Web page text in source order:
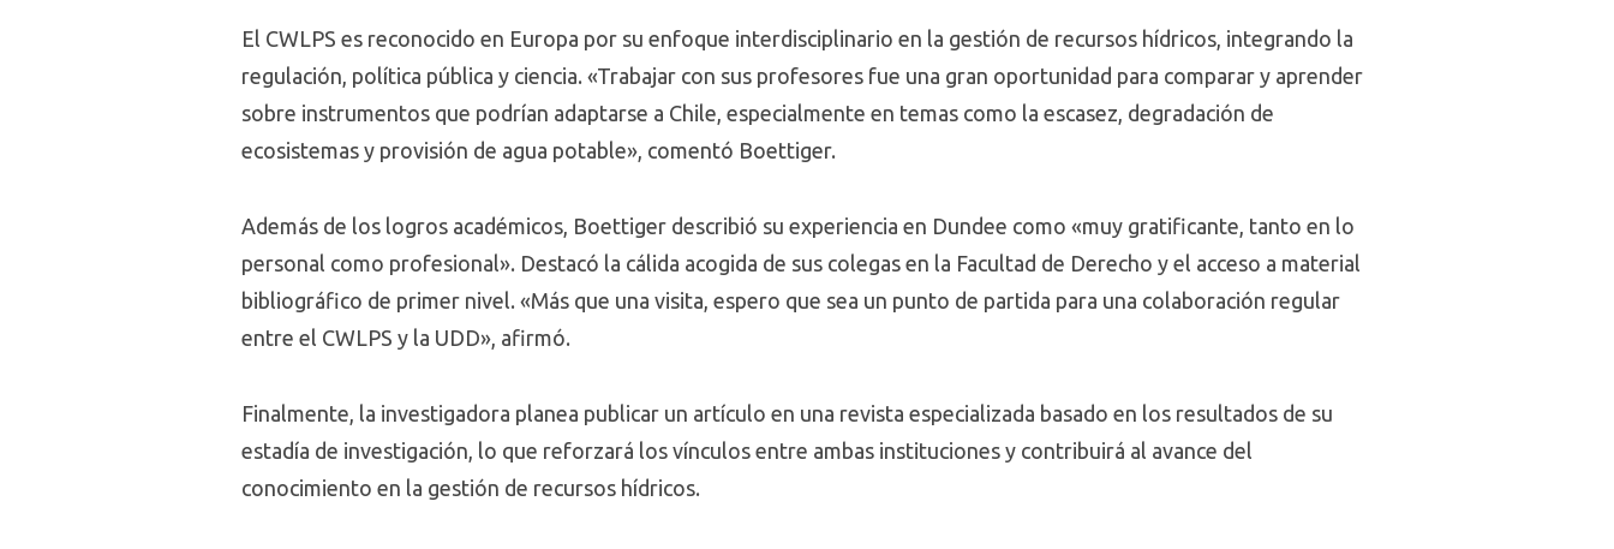
El CWLPS es reconocido en Europa por su enfoque interdisciplinario en la gestión de recursos hídricos, integrando la
regulación, política pública y ciencia. «Trabajar con sus profesores fue una gran oportunidad para comparar y aprender
sobre instrumentos que podrían adaptarse a Chile, especialmente en temas como la escasez, degradación de
ecosistemas y provisión de agua potable», comentó Boettiger.
Además de los logros académicos, Boettiger describió su experiencia en Dundee como «muy gratificante, tanto en lo
personal como profesional». Destacó la cálida acogida de sus colegas en la Facultad de Derecho y el acceso a material
bibliográfico de primer nivel. «Más que una visita, espero que sea un punto de partida para una colaboración regular
entre el CWLPS y la UDD», afirmó.
Finalmente, la investigadora planea publicar un artículo en una revista especializada basado en los resultados de su
estadía de investigación, lo que reforzará los vínculos entre ambas instituciones y contribuirá al avance del
conocimiento en la gestión de recursos hídricos.